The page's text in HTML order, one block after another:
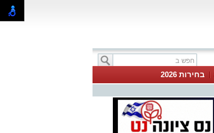
בחירות 2026